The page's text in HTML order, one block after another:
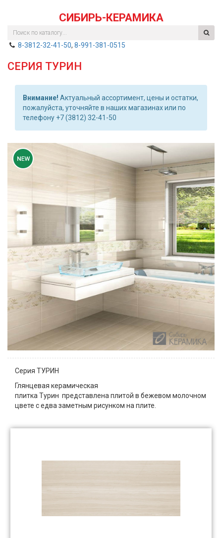
СИБИРЬ-КЕРАМИКА
8-3812-32-41-50, 8-991-381-0515
СЕРИЯ ТУРИН
Внимание! Актуальный ассортимент, цены и остатки,
пожалуйста, уточняйте в наших магазинах или по
телефону +7 (3812) 32-41-50
Серия ТУРИН
Глянцевая керамическая
плитка Турин представлена плитой в бежевом молочном
цвете с едва заметным рисунком на плите.